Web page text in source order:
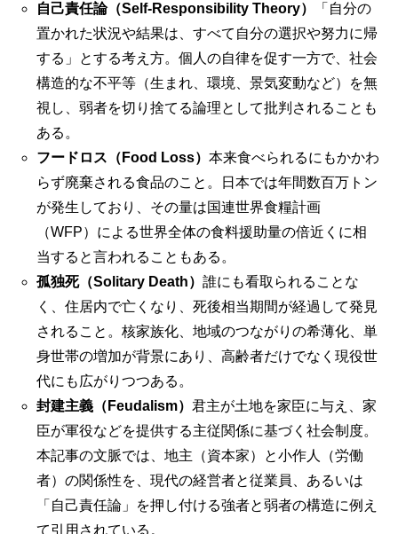
自己責任論（Self-Responsibility Theory）
「自分の
置かれた状況や結果は、すべて自分の選択や努力に帰
する」とする考え方。個人の自律を促す一方で、社会
構造的な不平等（生まれ、環境、景気変動など）を無
視し、弱者を切り捨てる論理として批判されることも
ある。
フードロス（Food Loss） 本来食べられるにもかかわ
らず廃棄される食品のこと。日本では年間数百万トン
が発生しており、その量は国連世界食糧計画
（WFP）による世界全体の食料援助量の倍近くに相
当すると言われることもある。
孤独死（Solitary Death） 誰にも看取られることな
く、住居内で亡くなり、死後相当期間が経過して発見
されること。核家族化、地域のつながりの希薄化、単
身世帯の増加が背景にあり、高齢者だけでなく現役世
代にも広がりつつある。
封建主義（Feudalism） 君主が土地を家臣に与え、家
臣が軍役などを提供する主従関係に基づく社会制度。
本記事の文脈では、地主（資本家）と小作人（労働
者）の関係性を、現代の経営者と従業員、あるいは
「自己責任論」を押し付ける強者と弱者の構造に例え
て引用されている。